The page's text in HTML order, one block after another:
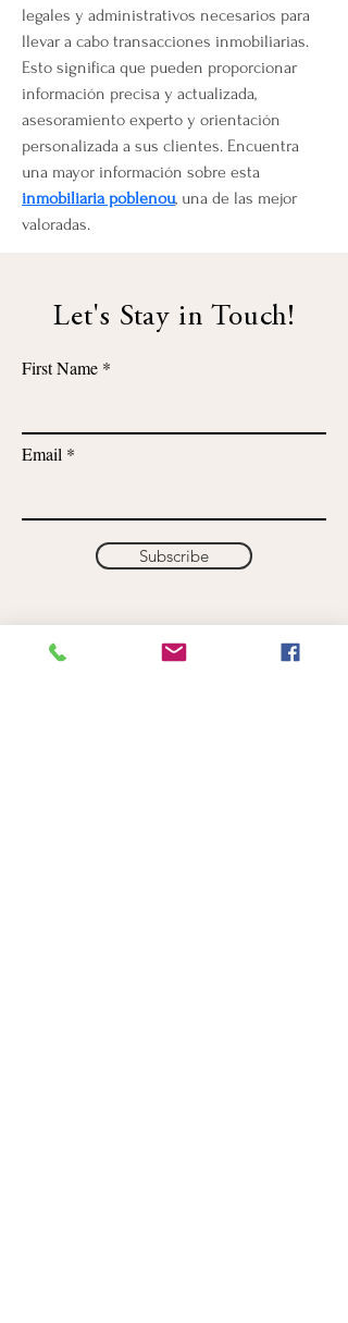
legales y administrativos necesarios para
llevar a cabo transacciones inmobiliarias.
Esto significa que pueden proporcionar
información precisa y actualizada,
asesoramiento experto y orientación
personalizada a sus clientes. Encuentra
una mayor información sobre esta
inmobiliaria poblenou, una de las mejor
valoradas.
Let's Stay in Touch!
First Name
Email
Subscribe